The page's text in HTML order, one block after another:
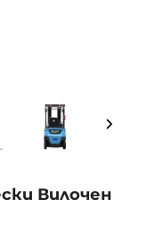
Вилочен